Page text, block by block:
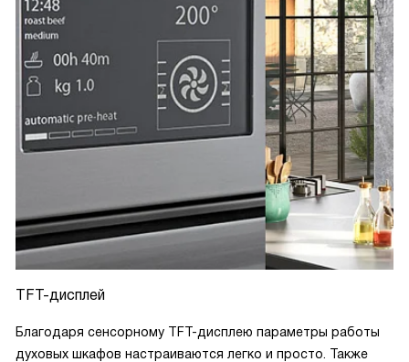
TFT-дисплей
Благодаря сенсорному TFT-дисплею параметры работы
духовых шкафов настраиваются легко и просто. Также